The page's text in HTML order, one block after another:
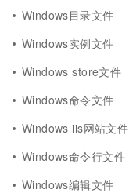
Windows目录文件
Windows实例文件
Windows store文件
Windows命令文件
Windows iis网站文件
Windows命令行文件
Windows编辑文件